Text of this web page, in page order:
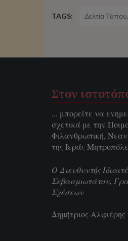
TAGS: Δελτία Τύπου,
Στον
... μπορείτε να
σχετικά με την
Φιλανθρωπική,
της Ιεράς
Ο Διευθυντής
Σεβασμιωτάτου,
Σχέσεων
Δημήτριος Αλφιέρης